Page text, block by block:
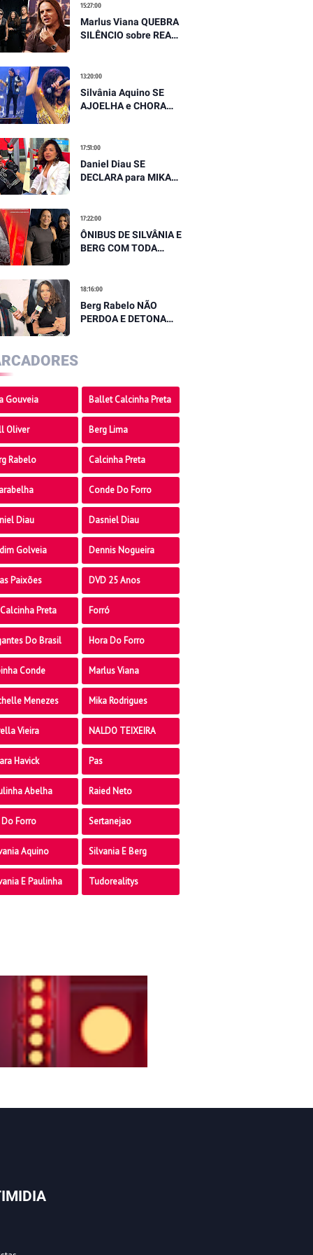
após SOLTAR SUA
VERDADE EM
ENTREVISTA
15:27:00
Marlus Viana QUEBRA
SILÊNCIO sobre REAL
GRAVES ACUSAÇÕES
13:20:00
Silvânia Aquino SE
AJOELHA e CHORA
EMOCIONANTE
17:51:00
Daniel Diau SE
DECLARA para MIKA
PALCO, "Você é
referência"
17:22:00
ÔNIBUS DE SILVÂNIA E
BERG COM TODA
ESTOURAR EM
MOVIMENTO
18:16:00
Berg Rabelo NÃO
PERDOA E DETONA
Gouveia Ballet Calcinha Preta
Oliver Berg Lima
Rabelo Calcinha Preta
Conde Do Forro
Diau Dasniel Diau
Golveia Dennis Nogueira
Paixões DVD 25 Anos
Preta Forró
Do Brasil Hora Do Forro
Conde Marlus Viana
Menezes Mika Rodrigues
Vieira NALDO TEIXEIRA
Havick Pas
Abelha Raied Neto
Do Forro Sertanejao
Aquino Silvania E Berg
E Paulinha Tudorealitys